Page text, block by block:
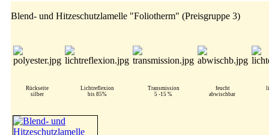
Blend- und Hitzeschutzlamelle "Foliotherm" (Preisgruppe 3)
Rückseite
silber
Lichtreflexion
bis 85%
Transmission
5 -15 %
feucht
abwischbar